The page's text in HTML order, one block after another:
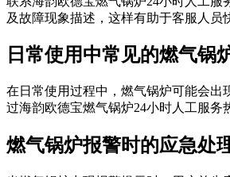
及故障现象描述，这样有助于客服人员
日常使用中常见的燃气锅
在日常使用过程中，燃气锅炉可能会出
过海韵欧德宝燃气锅炉24小时人工服务
燃气锅炉报警时的应急处